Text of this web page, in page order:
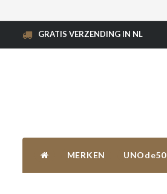
GRATIS VERZENDING IN NL
MERKEN UNOde50